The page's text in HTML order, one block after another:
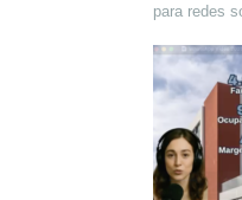
para redes